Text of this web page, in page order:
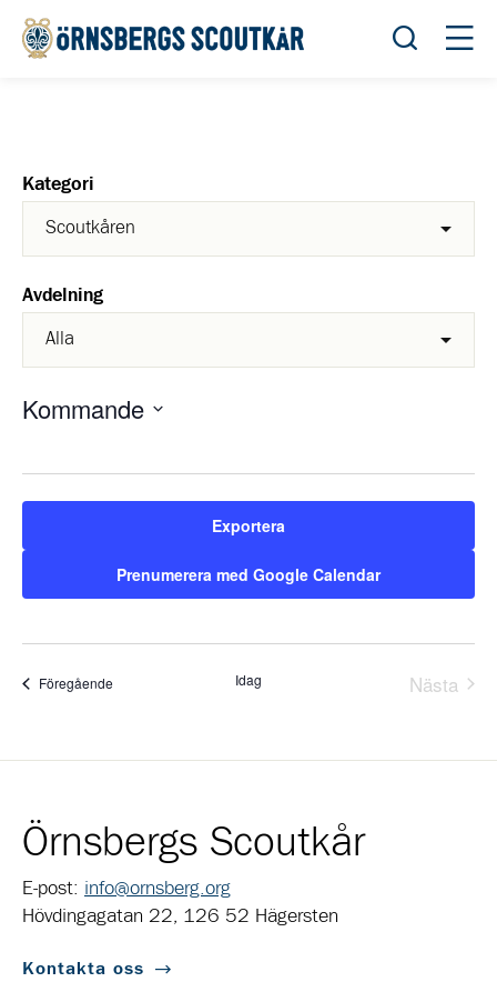
Öppna
Kategori
Avdelning
Kommande
datum.
Exportera
Prenumerera med Google Calendar
Föregående Idag
Nästa
Örnsbergs Scoutkår
E-post: info@ornsberg.org
Hövdingagatan 22, 126 52 Hägersten
Kontakta oss